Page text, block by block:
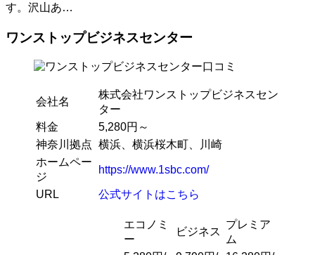
す。沢山あ…
ワンストップビジネスセンター
会社名
株式会社ワンストップビジネスセン
ター
料金
5,280円～
神奈川拠点 横浜、横浜桜木町、川崎
ホームペー
ジ
https://www.1sbc.com/
URL 公式サイトはこちら
エコノミ
ー
ビジネス
プレミア
ム